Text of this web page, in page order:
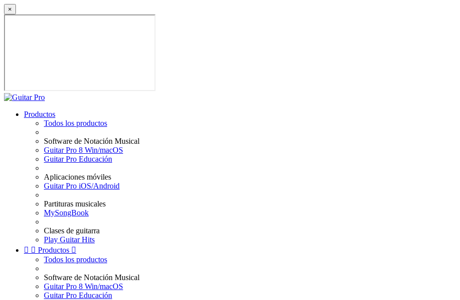
×
Productos
Todos los productos
Software de Notación Musical
Guitar Pro 8 Win/macOS
Guitar Pro Educación
Aplicaciones móviles
Guitar Pro iOS/Android
Partituras musicales
MySongBook
Clases de guitarra
Play Guitar Hits
  Productos 
Todos los productos
Software de Notación Musical
Guitar Pro 8 Win/macOS
Guitar Pro Educación